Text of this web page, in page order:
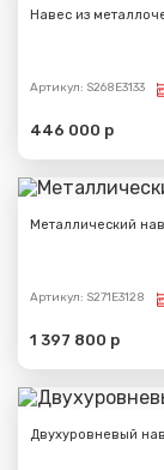
Навес из
Артикул: S268E3133
446 000 р
Металлический
Артикул: S271E3128
1 397 800 р
Двухуровневый